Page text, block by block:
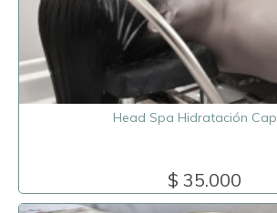
Head Spa Hidratación
$ 35.000